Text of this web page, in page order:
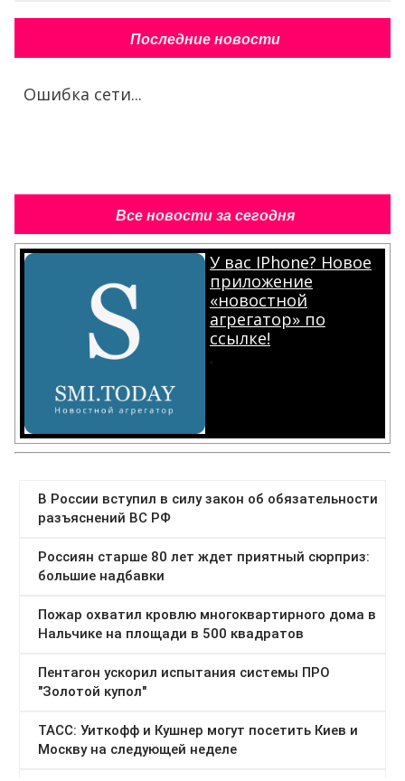
Последние новости
Ошибка сети...
Все новости за сегодня
У вас IPhone? Новое
приложение
«новостной
агрегатор» по
ссылке!
.